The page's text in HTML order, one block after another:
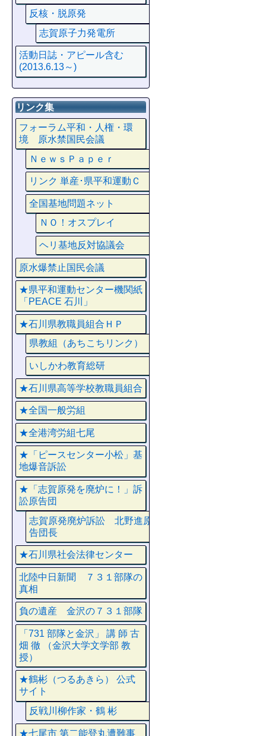
反核・脱原発
志賀原子力発電所
活動日誌・アピール含む
(2013.6.13～)
リンク集
フォーラム平和・人権・環
境 原水禁国民会議
ＮｅｗｓＰａｐｅｒ
リンク 単産･県平和運動Ｃ
全国基地問題ネット
ＮＯ！オスプレイ
ヘリ基地反対協議会
原水爆禁止国民会議
★県平和運動センター機関紙
「PEACE 石川」
★石川県教職員組合ＨＰ
県教組（あちこちリンク）
いしかわ教育総研
★石川県高等学校教職員組合
★全国一般労組
★全港湾労組七尾
★「ピースセンター小松」基
地爆音訴訟
★「志賀原発を廃炉に！」訴
訟原告団
志賀原発廃炉訴訟 北野進原
告団長
★石川県社会法律センター
北陸中日新聞 ７３１部隊の
真相
負の遺産 金沢の７３１部隊
「731 部隊と金沢」 講 師 古
畑 徹 （金沢大学文学部 教
授）
★鶴彬（つるあきら） 公式
サイト
反戦川柳作家・鶴 彬
★七尾市 第二能登丸遭難事